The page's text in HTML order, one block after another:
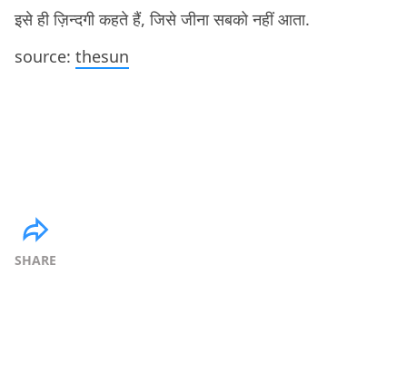
इसे ही ज़िन्दगी कहते हैं, जिसे जीना सबको नहीं आता.
source: thesun
SHARE